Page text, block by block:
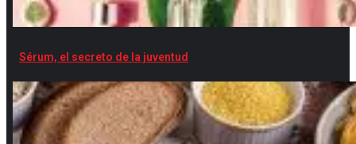
Sérum, el secreto de la juventud